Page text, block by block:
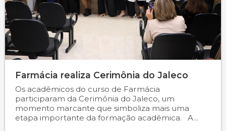
Farmácia realiza Cerimônia do Jaleco
Os acadêmicos do curso de Farmácia
participaram da Cerimônia do Jaleco, um
momento marcante que simboliza mais uma
etapa importante da formação acadêmica. A...